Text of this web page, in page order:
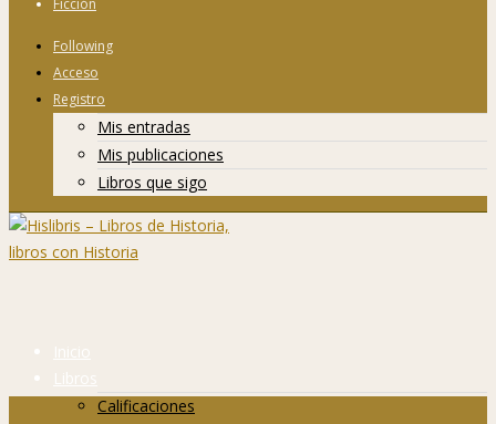
Ficción
Following
Acceso
Registro
Mis entradas
Mis publicaciones
Libros que sigo
Inicio
Libros
Calificaciones